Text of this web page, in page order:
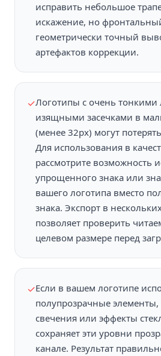
исправить небольшое
искажение, но
геометрически точный
артефактов коррекции.
✓Логотипы с очень
изящными засечками в
(менее 32px) могут
Для использования в
рассмотрите возможность
упрощенного знака или
вашего логотипа вместо
знака. Экспорт в
позволяет проверить
целевом размере перед
✓Если в вашем логотипе
полупрозрачные элементы,
свечения или эффекты
сохраняет эти уровни
канале. Результат